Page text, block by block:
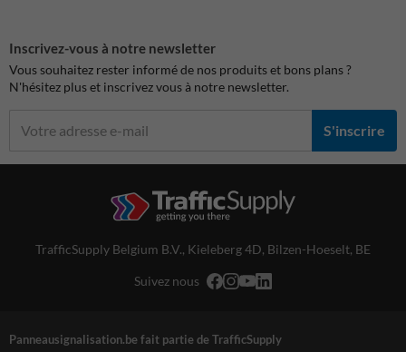
Inscrivez-vous à notre newsletter
Vous souhaitez rester informé de nos produits et bons plans ?
N'hésitez plus et inscrivez vous à notre newsletter.
S'inscrire
TrafficSupply Belgium B.V., Kieleberg 4D, Bilzen-Hoeselt, BE
Suivez nous
Panneausignalisation.be fait partie de TrafficSupply